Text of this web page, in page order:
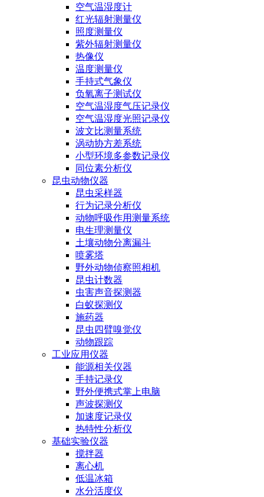
空气温湿度计
红光辐射测量仪
照度测量仪
紫外辐射测量仪
热像仪
温度测量仪
手持式气象仪
负氧离子测试仪
空气温湿度气压记录仪
空气温湿度光照记录仪
波文比测量系统
涡动协方差系统
小型环境多参数记录仪
同位素分析仪
昆虫动物仪器
昆虫采样器
行为记录分析仪
动物呼吸作用测量系统
电生理测量仪
土壤动物分离漏斗
喷雾塔
野外动物侦察照相机
昆虫计数器
虫害声音探测器
白蚁探测仪
施药器
昆虫四臂嗅觉仪
动物跟踪
工业应用仪器
能源相关仪器
手持记录仪
野外便携式掌上电脑
声波探测仪
加速度记录仪
热特性分析仪
基础实验仪器
搅拌器
离心机
低温冰箱
水分活度仪